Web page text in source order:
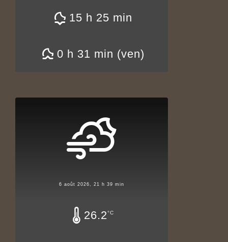
15 h 25 min
0 h 31 min (ven)
6 août 2026, 21 h 39 min
26.2°C